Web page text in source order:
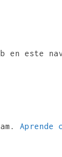
en este
Aprende